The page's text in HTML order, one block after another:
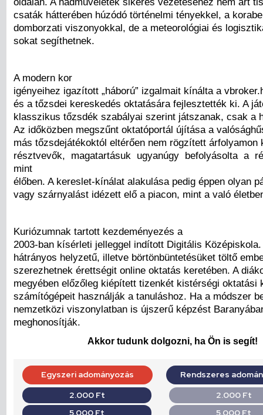
csaták hátterében húzódó történelmi tényekkel, a
domborzati viszonyokkal, de a meteorológiai és
sokat segíthetnek.
A modern kor
igényeihez igazított „háború” izgalmait kínálta a
és a tőzsdei kereskedés oktatására fejlesztették ki. A
klasszikus tőzsdék szabályai szerint játszanak, csak a
Az időközben megszűnt oktatóportál újítása a
más tőzsdejátékoktól eltérően nem rögzített árfolyamon
résztvevők, magatartásuk ugyanúgy befolyásolta a
mint
élőben. A kereslet-kínálat alakulása pedig éppen olyan
vagy szárnyalást idézett elő a piacon, mint a való
Kuriózumnak tartott kezdeményezés a
2003-ban kísérleti jelleggel indított Digitális
hátrányos helyzetű, illetve börtönbüntetésüket töltő
szerezhetnek érettségit online oktatás keretében. A
megyében előzőleg kiépített tizenkét kistérségi oktatási
számítógépeit használják a tanuláshoz. Ha a módszer
nemzetközi viszonylatban is újszerű képzést
meghonosítják.
Akkor tudunk dolgozni, ha Ön is segít!